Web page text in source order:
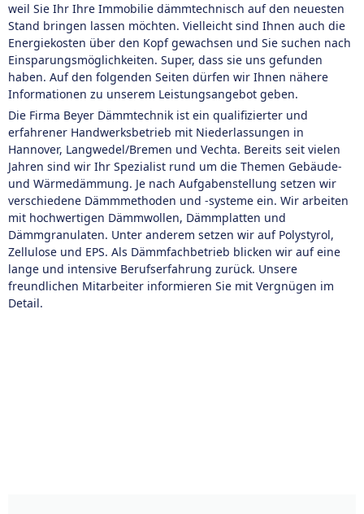
weil Sie Ihr Ihre Immobilie dämmtechnisch auf den neuesten
Stand bringen lassen möchten. Vielleicht sind Ihnen auch die
Energiekosten über den Kopf gewachsen und Sie suchen nach
Einsparungsmöglichkeiten. Super, dass sie uns gefunden
haben. Auf den folgenden Seiten dürfen wir Ihnen nähere
Informationen zu unserem Leistungsangebot geben.
Die Firma Beyer Dämmtechnik ist ein qualifizierter und
erfahrener Handwerksbetrieb mit Niederlassungen in
Hannover, Langwedel/Bremen und Vechta. Bereits seit vielen
Jahren sind wir Ihr Spezialist rund um die Themen Gebäude-
und Wärmedämmung. Je nach Aufgabenstellung setzen wir
verschiedene Dämmmethoden und -systeme ein. Wir arbeiten
mit hochwertigen Dämmwollen, Dämmplatten und
Dämmgranulaten. Unter anderem setzen wir auf Polystyrol,
Zellulose und EPS. Als Dämmfachbetrieb blicken wir auf eine
lange und intensive Berufserfahrung zurück. Unsere
freundlichen Mitarbeiter informieren Sie mit Vergnügen im
Detail.